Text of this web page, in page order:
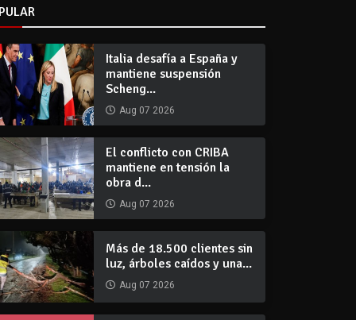
Italia desafía a España y
mantiene suspensión
Scheng...
Aug 07 2026
El conflicto con CRIBA
mantiene en tensión la
obra d...
Aug 07 2026
Más de 18.500 clientes sin
luz, árboles caídos y una...
Aug 07 2026